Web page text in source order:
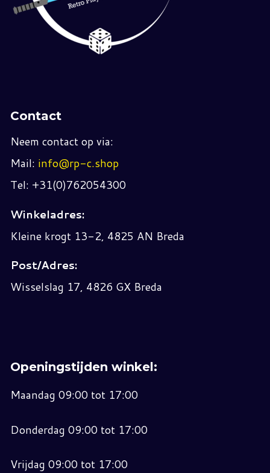
Contact
Neem contact op via:
Mail: info@rp-c.shop
Tel: +31(0)762054300
Winkeladres:
Kleine krogt 13-2, 4825 AN Breda
Post/Adres:
Wisselslag 17, 4826 GX Breda
Openingstijden winkel:
Maandag 09:00 tot 17:00
Donderdag 09:00 tot 17:00
Vrijdag 09:00 tot 17:00